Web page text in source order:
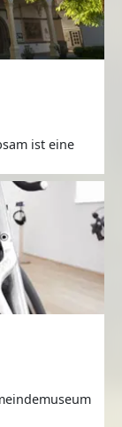
ist eine